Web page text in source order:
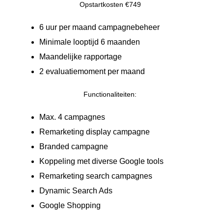
Opstartkosten €749
6 uur per maand campagnebeheer
Minimale looptijd 6 maanden
Maandelijke rapportage
2 evaluatiemoment per maand
Functionaliteiten:
Max. 4 campagnes
Remarketing display campagne
Branded campagne
Koppeling met diverse Google tools
Remarketing search campagnes
Dynamic Search Ads
Google Shopping